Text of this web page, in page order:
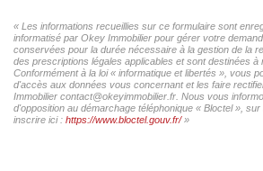
« Les informations recueillies sur ce formulaire sont
informatisé par Okey Immobilier pour gérer votre
conservées pour la durée nécessaire à la gestion de la
des prescriptions légales applicables et sont destinées à
Conformément à la loi « informatique et libertés », vous
d'accès aux données vous concernant et les faire
Immobilier contact@okeyimmobilier.fr. Nous vous
d'opposition au démarchage téléphonique « Bloctel »,
inscrire ici : https://www.bloctel.gouv.fr/»